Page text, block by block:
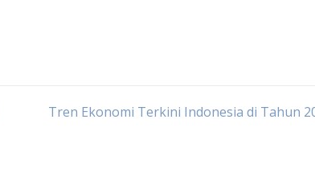
Tren Ekonomi Terkini Indonesia di Tahun